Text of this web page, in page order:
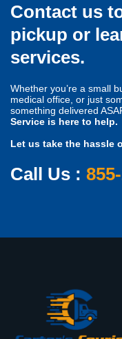
Contact us
pickup or
services.
Whether you’re a small
medical office, or just
something delivered
Service is here to help.
Let us take the hassle
Call Us :